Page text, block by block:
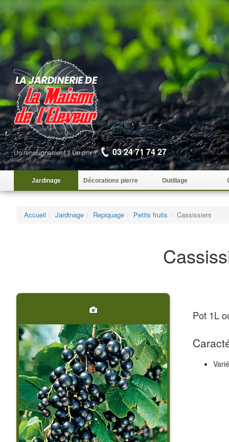
Un renseignement ? Un prix ? 03 24 71 74 27
Jardinage Décorations pierre Outillage
Accueil Jardinage Repiquage Petits fruits Cassissiers
Pot 1L